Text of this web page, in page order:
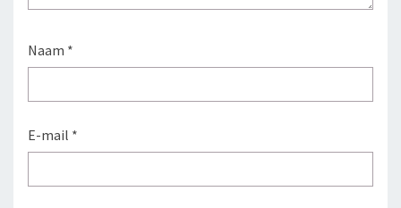
Naam *
E-mail *